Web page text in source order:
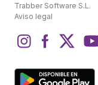
Trabber Software S.L.
Aviso legal